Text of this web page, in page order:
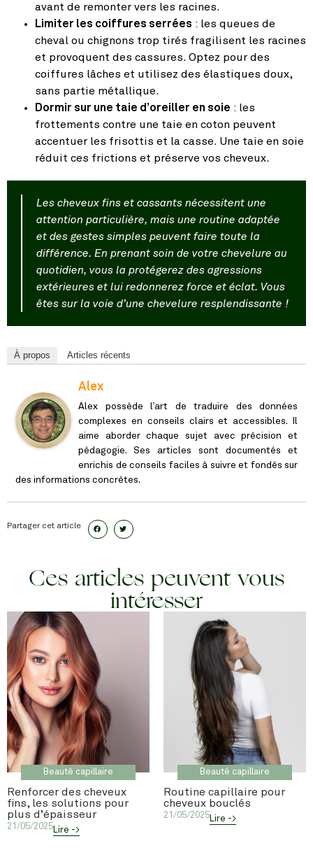
avant de remonter vers les racines.
Limiter les coiffures serrées : les queues de
cheval ou chignons trop tirés fragilisent les racines
et provoquent des cassures. Optez pour des
coiffures lâches et utilisez des élastiques doux,
sans partie métallique.
Dormir sur une taie d’oreiller en soie : les
frottements contre une taie en coton peuvent
accentuer les frisottis et la casse. Une taie en soie
réduit ces frictions et préserve vos cheveux.
Les cheveux fins et cassants nécessitent une
attention particulière, mais une routine adaptée
et des gestes simples peuvent faire toute la
différence. En prenant soin de votre chevelure au
quotidien, vous la protégerez des agressions
extérieures et lui redonnerez force et éclat. Vous
êtes sur la voie d’une chevelure resplendissante !
À propos Articles récents
Alex
Alex possède l’art de traduire des données
complexes en conseils clairs et accessibles. Il
aime aborder chaque sujet avec précision et
pédagogie. Ses articles sont documentés et
enrichis de conseils faciles à suivre et fondés sur
des informations concrètes.
Partager cet article
Ces articles peuvent vous
intéresser
Beauté capillaire
Renforcer des cheveux
fins, les solutions pour
plus d’épaisseur
21/05/2025Lire ->
Beauté capillaire
Routine capillaire pour
cheveux bouclés
21/05/2025Lire ->